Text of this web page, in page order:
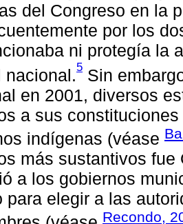
del Congreso en la
por los
ni protegía la
nacional.5 Sin
en 2001, diversos
a sus
indígenas (véase
más sustantivos
a los gobiernos
para elegir a las
Recondo,